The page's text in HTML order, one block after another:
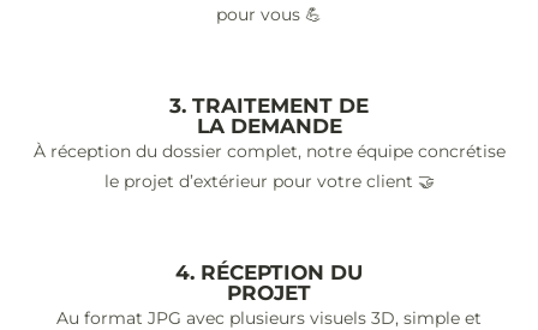
pour vous 💪
3. TRAITEMENT DE
LA DEMANDE
À réception du dossier complet, notre équipe concrétise
le projet d’extérieur pour votre client 🤝
4. RÉCEPTION DU
PROJET
Au format JPG avec plusieurs visuels 3D, simple et